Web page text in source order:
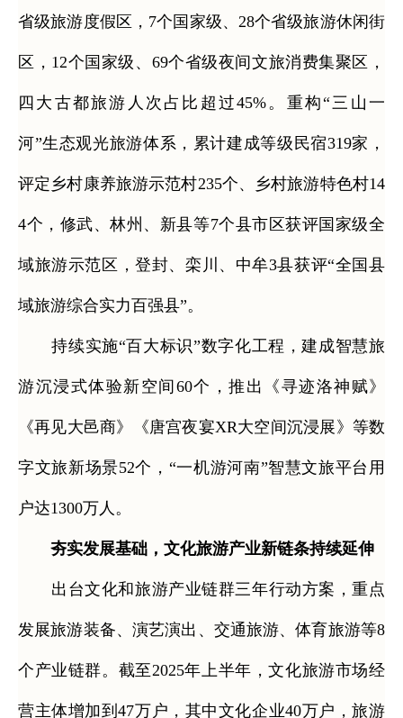
省级旅游度假区，7个国家级、28个省级旅游休闲街
区，12个国家级、69个省级夜间文旅消费集聚区，
四大古都旅游人次占比超过45%。重构“三山一
河”生态观光旅游体系，累计建成等级民宿319家，
评定乡村康养旅游示范村235个、乡村旅游特色村14
4个，修武、林州、新县等7个县市区获评国家级全
域旅游示范区，登封、栾川、中牟3县获评“全国县
域旅游综合实力百强县”。
持续实施“百大标识”数字化工程，建成智慧旅
游沉浸式体验新空间60个，推出《寻迹洛神赋》
《再见大邑商》《唐宫夜宴XR大空间沉浸展》等数
字文旅新场景52个，“一机游河南”智慧文旅平台用
户达1300万人。
夯实发展基础，文化旅游产业新链条持续延伸
出台文化和旅游产业链群三年行动方案，重点
发展旅游装备、演艺演出、交通旅游、体育旅游等8
个产业链群。截至2025年上半年，文化旅游市场经
营主体增加到47万户，其中文化企业40万户，旅游